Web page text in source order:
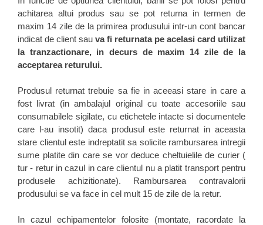
achitarea altui produs sau se pot returna in termen de
maxim 14 zile de la primirea produsului intr-un cont bancar
indicat de client sau va fi returnata pe acelasi card utilizat
la tranzactionare, in decurs de maxim 14 zile de la
acceptarea returului.
Produsul returnat trebuie sa fie in aceeasi stare in care a
fost livrat (in ambalajul original cu toate accesoriile sau
consumabilele sigilate, cu etichetele intacte si documentele
care l-au insotit) daca produsul este returnat in aceasta
stare clientul este indreptatit sa solicite rambursarea intregii
sume platite din care se vor deduce cheltuielile de curier (
tur - retur in cazul in care clientul nu a platit transport pentru
produsele achizitionate). Rambursarea contravalorii
produsului se va face in cel mult 15 de zile de la retur.
In cazul echipamentelor folosite (montate, racordate la